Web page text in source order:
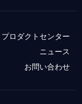
プロダクトセンター
ニュース
お問い合わせ